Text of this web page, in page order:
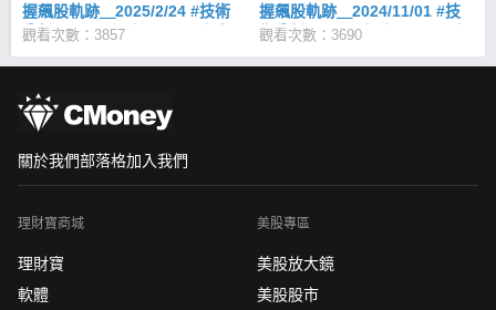
握飆股軌跡＿2025/2/24 #技術
分析 #選股 #投資 #飆股 #朱家
觀看次數：3857
握飆股軌跡＿2024/11/01 #技
術分析 #選股 #投資 #飆股 #朱
觀看次數：3690
關於我們部落格加入我們
理財寶商城
理財寶
軟體
美股專區
美股放大鏡
美股股市